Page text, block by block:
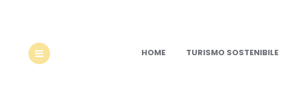
HOME TURISMO SOSTENIBILE